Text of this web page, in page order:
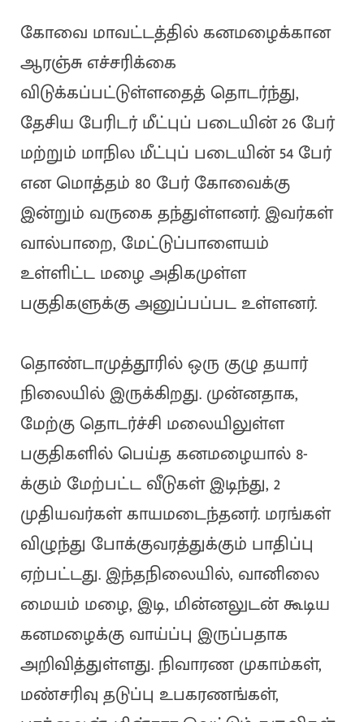
கோவை மாவட்டத்தில் கனமழைக்கான
ஆரஞ்சு எச்சரிக்கை
விடுக்கப்பட்டுள்ளதைத் தொடர்ந்து,
தேசிய பேரிடர் மீட்புப் படையின் 26 பேர்
மற்றும் மாநில மீட்புப் படையின் 54 பேர்
என மொத்தம் 80 பேர் கோவைக்கு
இன்றும் வருகை தந்துள்ளனர். இவர்கள்
வால்பாறை, மேட்டுப்பாளையம்
உள்ளிட்ட மழை அதிகமுள்ள
பகுதிகளுக்கு அனுப்பப்பட உள்ளனர்.
தொண்டாமுத்தூரில் ஒரு குழு தயார்
நிலையில் இருக்கிறது. முன்னதாக,
மேற்கு தொடர்ச்சி மலையிலுள்ள
பகுதிகளில் பெய்த கனமழையால் 8-
க்கும் மேற்பட்ட வீடுகள் இடிந்து, 2
முதியவர்கள் காயமடைந்தனர். மரங்கள்
விழுந்து போக்குவரத்துக்கும் பாதிப்பு
ஏற்பட்டது. இந்தநிலையில், வானிலை
மையம் மழை, இடி, மின்னலுடன் கூடிய
கனமழைக்கு வாய்ப்பு இருப்பதாக
அறிவித்துள்ளது. நிவாரண முகாம்கள்,
மண்சரிவு தடுப்பு உபகரணங்கள்,